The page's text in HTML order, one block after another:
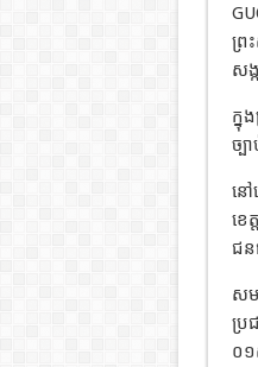
ព្រ
សង្
ក្នុ
ច្ប
នៅ
ខេ
ជន
សម
ប្រ
០១